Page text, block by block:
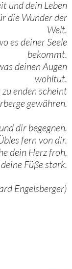
und dein Leben
die Wunder der
Welt.
es deiner Seele
bekommt.
deinen Augen
wohltut.
enden scheint
gewähren.
dir begegnen.
fern von dir.
dein Herz froh,
Füße stark.
Engelsberger)